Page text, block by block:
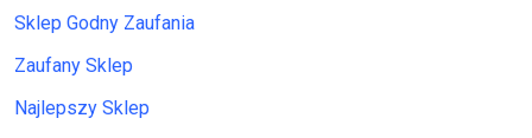
Sklep Godny Zaufania
Zaufany Sklep
Najlepszy Sklep